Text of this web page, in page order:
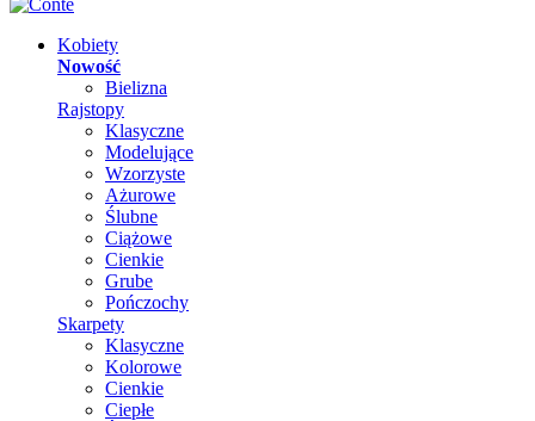
Kobiety
Nowość
Bielizna
Rajstopy
Klasyczne
Modelujące
Wzorzyste
Ażurowe
Ślubne
Ciążowe
Cienkie
Grube
Pończochy
Skarpety
Klasyczne
Kolorowe
Cienkie
Ciepłe